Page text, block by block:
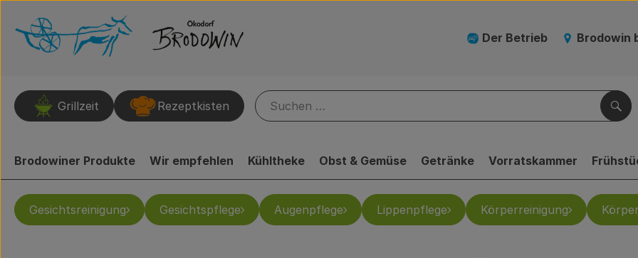
Der Betrieb Brodowin
Grillzeit Rezeptkisten
Brodowiner Produkte Wir empfehlen Kühltheke Obst & Gemüse Getränke Vorratskammer
Gesichtsreinigung Gesichtspflege Augenpflege Lippenpflege Körperreinigung